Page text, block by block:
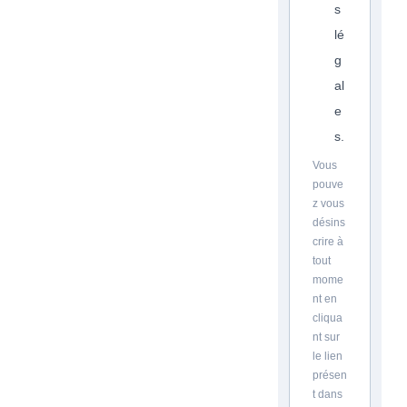
s
lé
g
al
e
s.
Vous
pouve
z vous
désins
crire à
tout
mome
nt en
cliqua
nt sur
le lien
présen
t dans